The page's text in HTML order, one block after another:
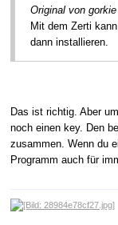
Original von gorkie
Mit dem Zerti
dann installieren.
Das ist richtig. Aber
noch einen key. Den
zusammen. Wenn du
Programm auch für